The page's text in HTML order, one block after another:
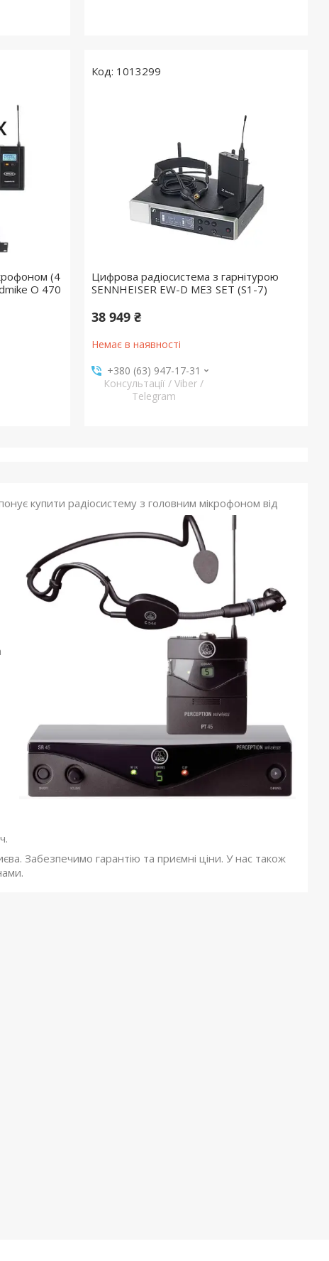
(4
O 470
1013299
Цифрова радіосистема з гарнітурою
SENNHEISER EW-D ME3 SET (S1-7)
38 949 ₴
Немає в наявності
+380 (63) 947-17-31
Консультації / Viber /
Telegram
купити радіосистему з головним мікрофоном від
Забезпечимо гарантію та приємні ціни. У нас також